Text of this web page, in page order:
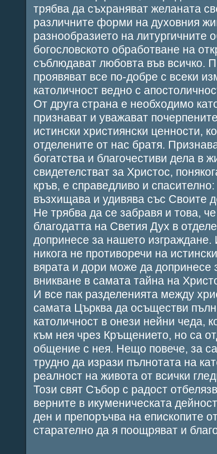
трябва да съхраняват желаната
различните форми на духовния
разнообразието на литургичните
богословското обработване на
съблюдават любовта във всичко.
проявяват все по-добре с всеки
католичност ведно с
От друга страна е необходимо
признават и уважават
истински християнски ценности,
отделените от нас братя.
богатства и благочестиви дела в
свидетелстват за Христос,
кръв, е справедливо и
възхищава и удивява със Своите
Не трябва да се забравя и това,
благодатта на Светия Дух в
допринесе за нашето изграждане.
никога не противоречи на
вярата и дори може да допринесе
вникване в самата тайна на
И все пак разделенията между
самата Църква да осъществи
католичност в онези нейни чеда,
към нея чрез Кръщението, но са
общение с нея. Нещо повече, за
трудно да изрази пълнотата на
реалност на живота от всички
Този свят Събор с радост
верните в икуменическата
ден и препоръчва на епископите
старателно да я поощряват и